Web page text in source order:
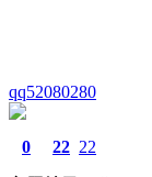
qq52080280
0 22 22